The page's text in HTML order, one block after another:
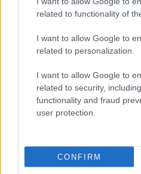
related to functionality of
I want to allow Google to
related to personalization.
I want to allow Google to
related to security,
functionality and fraud
user protection.
CONFIRM